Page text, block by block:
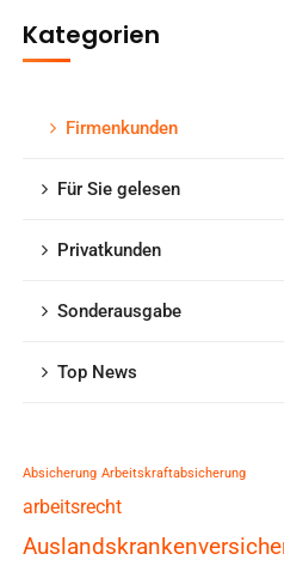
Kategorien
Firmenkunden
Für Sie gelesen
Privatkunden
Sonderausgabe
Top News
Absicherung Arbeitskraftabsicherung
arbeitsrecht